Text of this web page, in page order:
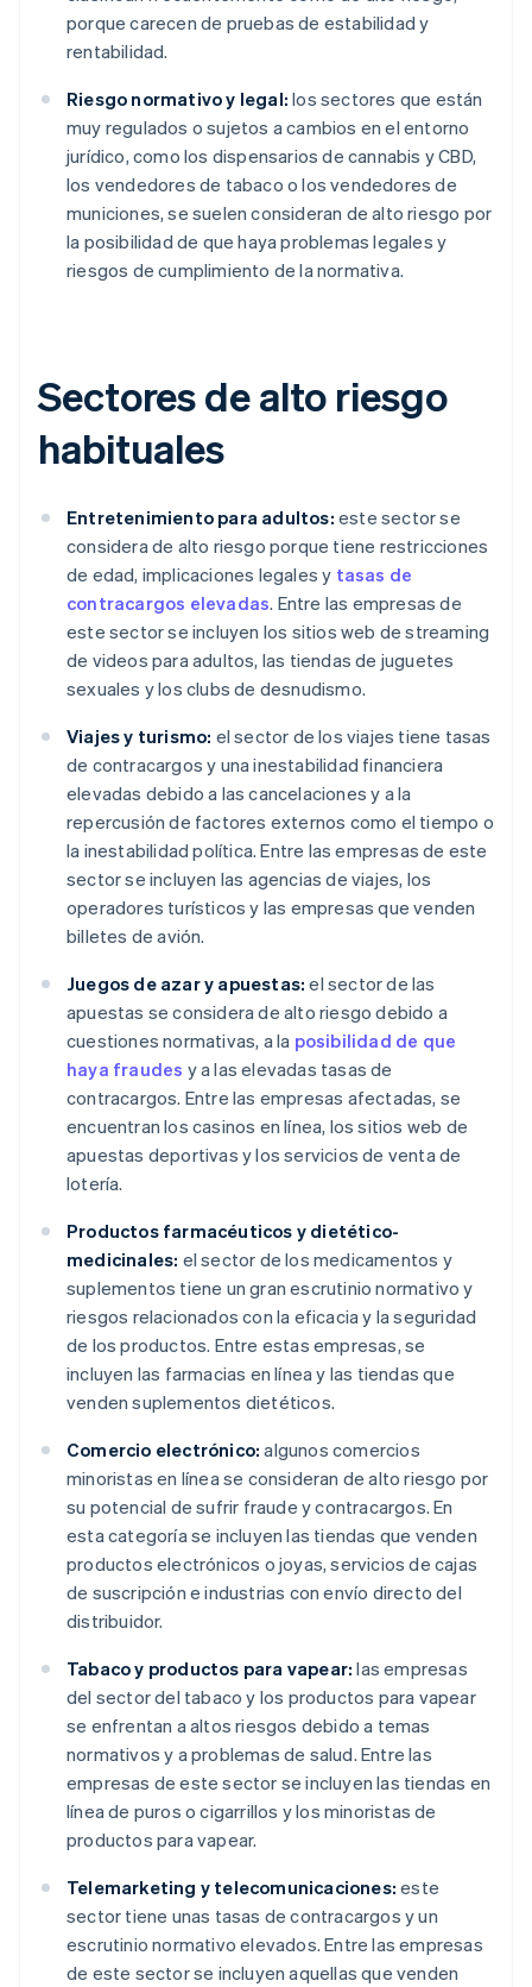
porque carecen de pruebas de estabilidad y
rentabilidad.
Riesgo normativo y legal: los sectores que están
muy regulados o sujetos a cambios en el entorno
jurídico, como los dispensarios de cannabis y CBD,
los vendedores de tabaco o los vendedores de
municiones, se suelen consideran de alto riesgo por
la posibilidad de que haya problemas legales y
riesgos de cumplimiento de la normativa.
Sectores de alto riesgo
habituales
Entretenimiento para adultos: este sector se
considera de alto riesgo porque tiene restricciones
de edad, implicaciones legales y tasas de
contracargos elevadas. Entre las empresas de
este sector se incluyen los sitios web de streaming
de videos para adultos, las tiendas de juguetes
sexuales y los clubs de desnudismo.
Viajes y turismo: el sector de los viajes tiene tasas
de contracargos y una inestabilidad financiera
elevadas debido a las cancelaciones y a la
repercusión de factores externos como el tiempo o
la inestabilidad política. Entre las empresas de este
sector se incluyen las agencias de viajes, los
operadores turísticos y las empresas que venden
billetes de avión.
Juegos de azar y apuestas: el sector de las
apuestas se considera de alto riesgo debido a
cuestiones normativas, a la posibilidad de que
haya fraudes y a las elevadas tasas de
contracargos. Entre las empresas afectadas, se
encuentran los casinos en línea, los sitios web de
apuestas deportivas y los servicios de venta de
lotería.
Productos farmacéuticos y dietético-
medicinales: el sector de los medicamentos y
suplementos tiene un gran escrutinio normativo y
riesgos relacionados con la eficacia y la seguridad
de los productos. Entre estas empresas, se
incluyen las farmacias en línea y las tiendas que
venden suplementos dietéticos.
Comercio electrónico: algunos comercios
minoristas en línea se consideran de alto riesgo por
su potencial de sufrir fraude y contracargos. En
esta categoría se incluyen las tiendas que venden
productos electrónicos o joyas, servicios de cajas
de suscripción e industrias con envío directo del
distribuidor.
Tabaco y productos para vapear: las empresas
del sector del tabaco y los productos para vapear
se enfrentan a altos riesgos debido a temas
normativos y a problemas de salud. Entre las
empresas de este sector se incluyen las tiendas en
línea de puros o cigarrillos y los minoristas de
productos para vapear.
Telemarketing y telecomunicaciones: este
sector tiene unas tasas de contracargos y un
escrutinio normativo elevados. Entre las empresas
de este sector se incluyen aquellas que venden